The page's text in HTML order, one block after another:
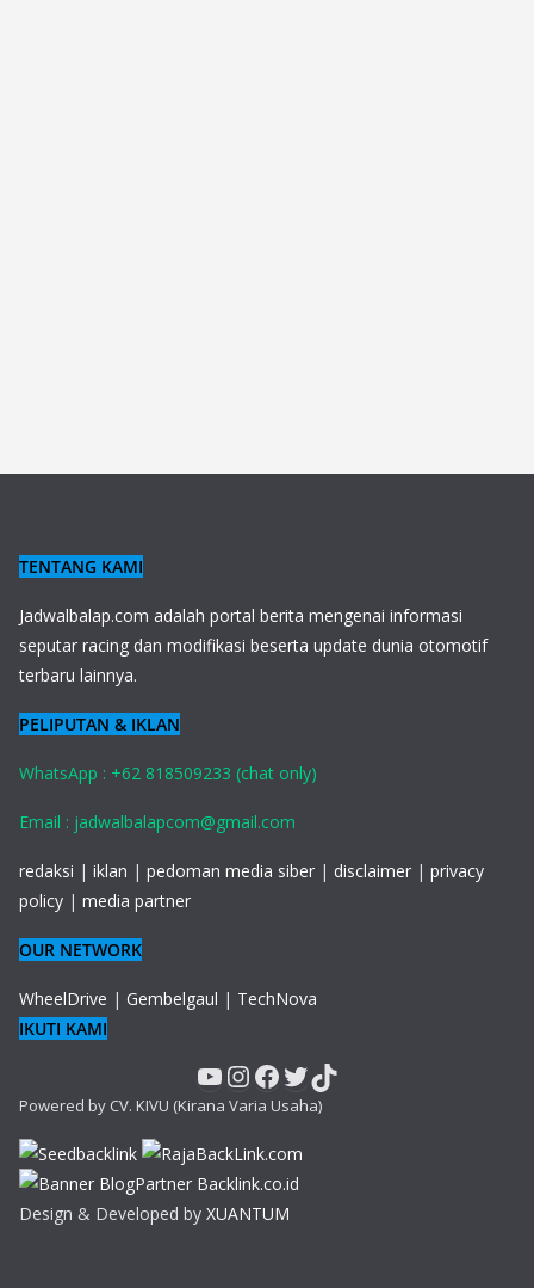
TENTANG KAMI
Jadwalbalap.com adalah portal berita mengenai informasi
seputar racing dan modifikasi beserta update dunia otomotif
terbaru lainnya.
PELIPUTAN & IKLAN
WhatsApp : +62 818509233 (chat only)
Email : jadwalbalapcom@gmail.com
redaksi | iklan | pedoman media siber | disclaimer | privacy
policy | media partner
OUR NETWORK
WheelDrive | Gembelgaul | TechNova
IKUTI KAMI
YouTube
Instagram
Facebook
Twitter
TikTok
Powered by CV. KIVU (Kirana Varia Usaha)
Design & Developed by XUANTUM